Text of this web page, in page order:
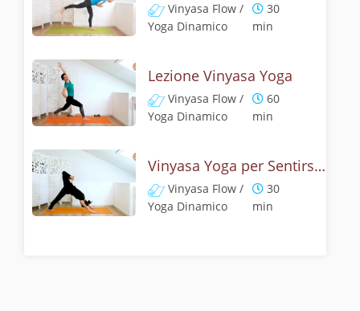
Vinyasa Flow /
Yoga Dinamico
30
min
Lezione Vinyasa Yoga
Vinyasa Flow /
Yoga Dinamico
60
min
Vinyasa Yoga per Sentirsi Bene
Vinyasa Flow /
Yoga Dinamico
30
min